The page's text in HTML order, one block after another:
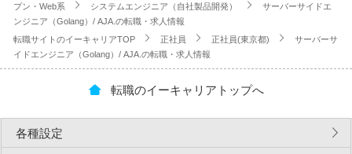
プン・Web系
システムエンジニア（自社製品開発）
サーバーサイドエ
ンジニア（Golang）/ AJA.の転職・求人情報
転職サイトのイーキャリアTOP
正社員 正社員(東京都)
サーバーサ
イドエンジニア（Golang）/ AJA.の転職・求人情報
転職のイーキャリアトップへ
各種設定